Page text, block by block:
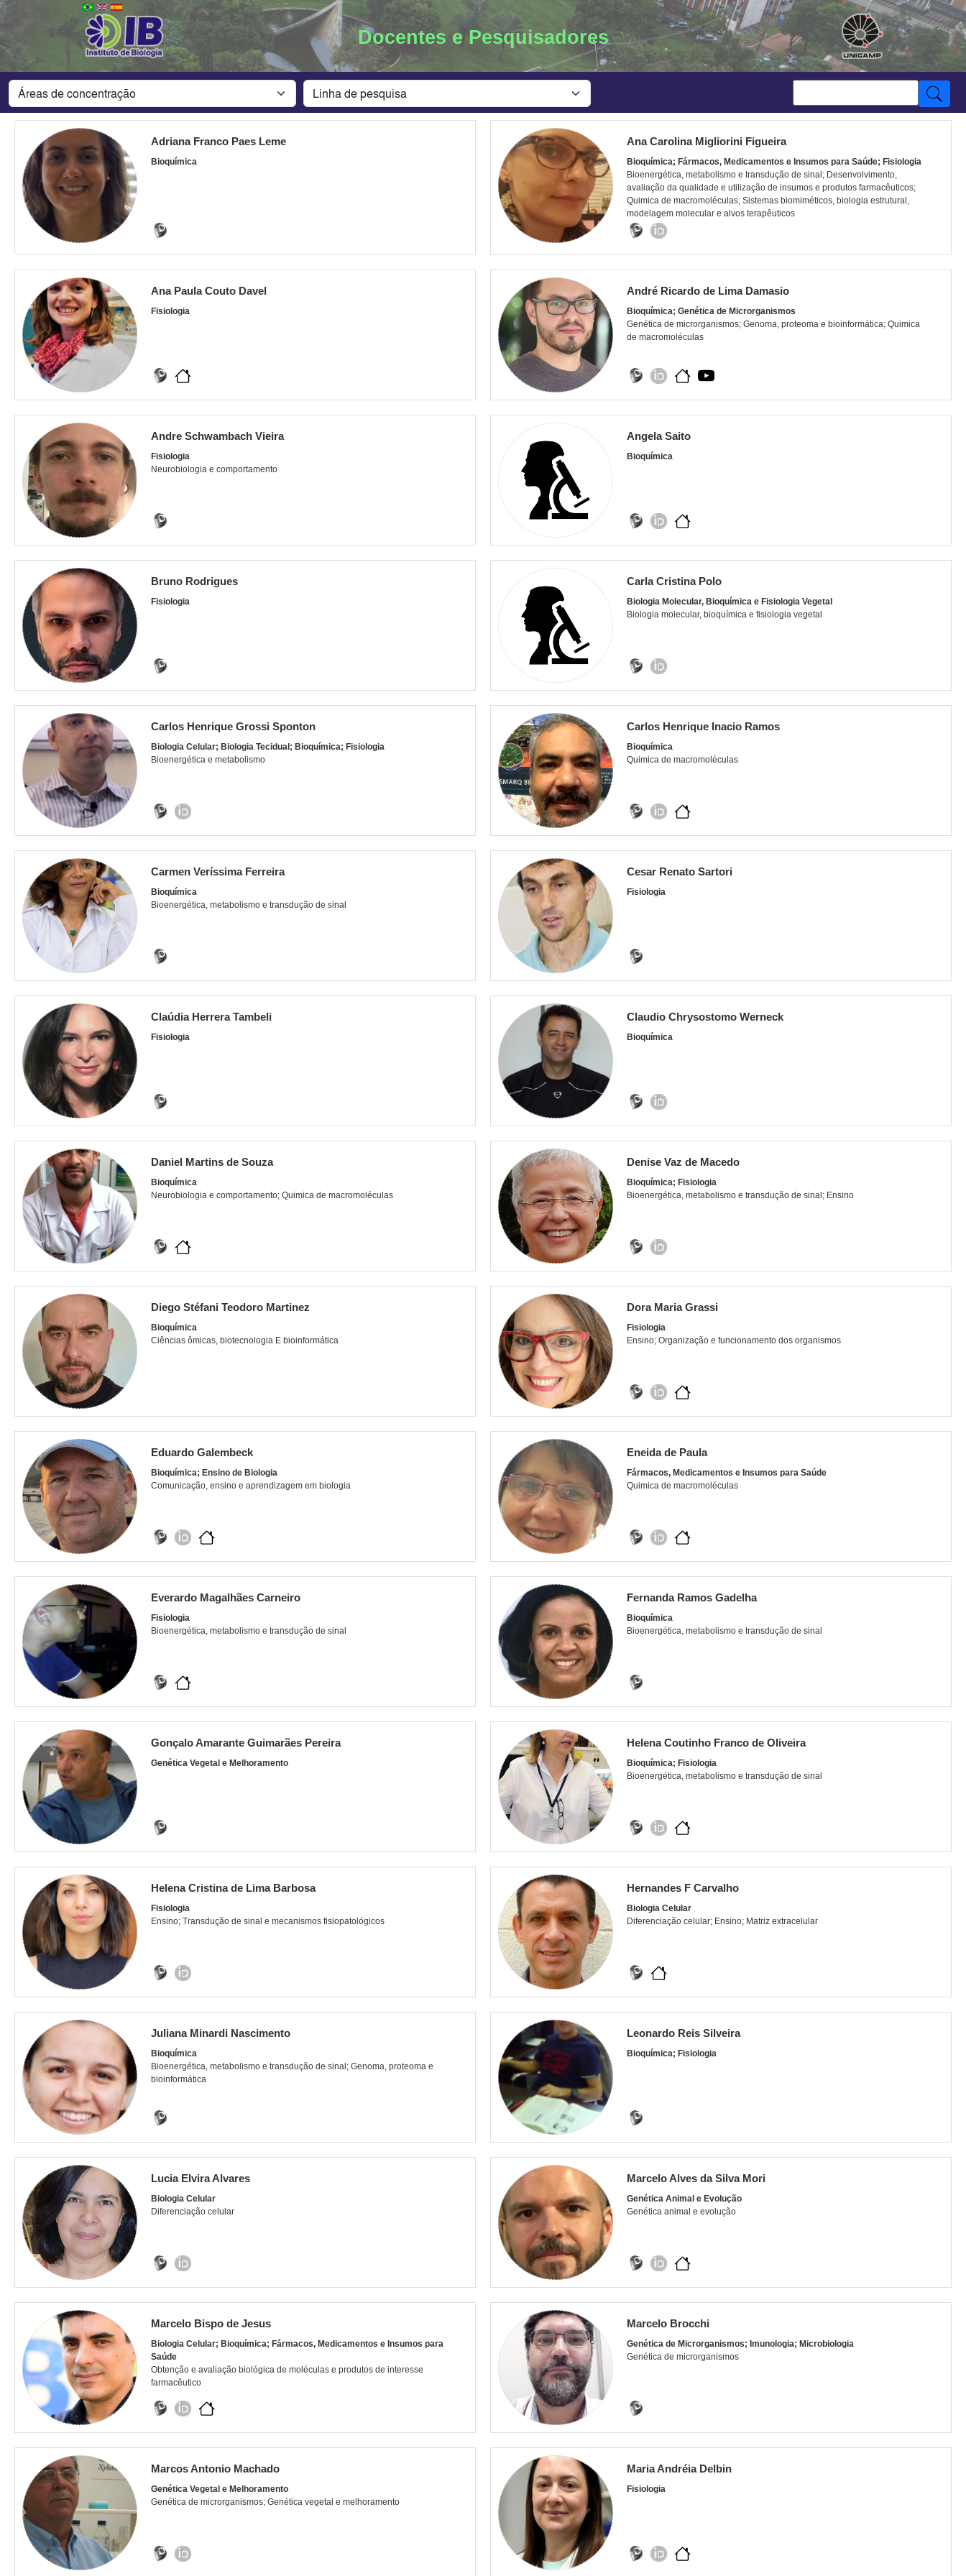
Docentes e Pesquisadores
Adriana Franco Paes Leme
Bioquímica
Ana Carolina Migliorini Figueira
Bioquímica; Fármacos, Medicamentos e Insumos para Saúde; Fisiologia
Bioenergética, metabolismo e transdução de sinal; Desenvolvimento,
avaliação da qualidade e utilização de insumos e produtos farmacêuticos;
Quimica de macromoléculas; Sistemas biomiméticos, biologia estrutural,
modelagem molecular e alvos terapêuticos
Ana Paula Couto Davel
Fisiologia
André Ricardo de Lima Damasio
Bioquímica; Genética de Microrganismos
Genética de microrganismos; Genoma, proteoma e bioinformática; Quimica
de macromoléculas
Andre Schwambach Vieira
Fisiologia
Neurobiologia e comportamento
Angela Saito
Bioquímica
Bruno Rodrigues
Fisiologia
Carla Cristina Polo
Biologia Molecular, Bioquímica e Fisiologia Vegetal
Biologia molecular, bioquímica e fisiologia vegetal
Carlos Henrique Grossi Sponton
Biologia Celular; Biologia Tecidual; Bioquímica; Fisiologia
Bioenergética e metabolismo
Carlos Henrique Inacio Ramos
Bioquímica
Quimica de macromoléculas
Carmen Veríssima Ferreira
Bioquímica
Bioenergética, metabolismo e transdução de sinal
Cesar Renato Sartori
Fisiologia
Claúdia Herrera Tambeli
Fisiologia
Claudio Chrysostomo Werneck
Bioquímica
Daniel Martins de Souza
Bioquímica
Neurobiologia e comportamento; Quimica de macromoléculas
Denise Vaz de Macedo
Bioquímica; Fisiologia
Bioenergética, metabolismo e transdução de sinal; Ensino
Diego Stéfani Teodoro Martinez
Bioquímica
Ciências ômicas, biotecnologia E bioinformática
Dora Maria Grassi
Fisiologia
Ensino; Organização e funcionamento dos organismos
Eduardo Galembeck
Bioquímica; Ensino de Biologia
Comunicação, ensino e aprendizagem em biologia
Eneida de Paula
Fármacos, Medicamentos e Insumos para Saúde
Quimica de macromoléculas
Everardo Magalhães Carneiro
Fisiologia
Bioenergética, metabolismo e transdução de sinal
Fernanda Ramos Gadelha
Bioquímica
Bioenergética, metabolismo e transdução de sinal
Gonçalo Amarante Guimarães Pereira
Genética Vegetal e Melhoramento
Helena Coutinho Franco de Oliveira
Bioquímica; Fisiologia
Bioenergética, metabolismo e transdução de sinal
Helena Cristina de Lima Barbosa
Fisiologia
Ensino; Transdução de sinal e mecanismos fisiopatológicos
Hernandes F Carvalho
Biologia Celular
Diferenciação celular; Ensino; Matriz extracelular
Juliana Minardi Nascimento
Bioquímica
Bioenergética, metabolismo e transdução de sinal; Genoma, proteoma e
bioinformática
Leonardo Reis Silveira
Bioquímica; Fisiologia
Lucia Elvira Alvares
Biologia Celular
Diferenciação celular
Marcelo Alves da Silva Mori
Genética Animal e Evolução
Genética animal e evolução
Marcelo Bispo de Jesus
Biologia Celular; Bioquímica; Fármacos, Medicamentos e Insumos para
Saúde
Obtenção e avaliação biológica de moléculas e produtos de interesse
farmacêutico
Marcelo Brocchi
Genética de Microrganismos; Imunologia; Microbiologia
Genética de microrganismos
Marcos Antonio Machado
Genética Vegetal e Melhoramento
Genética de microrganismos; Genética vegetal e melhoramento
Maria Andréia Delbin
Fisiologia